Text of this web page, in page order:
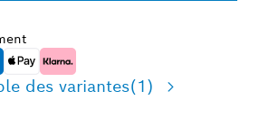
des variantes(1)